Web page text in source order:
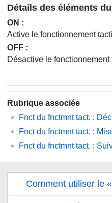
Détails des éléments
ON :
Active le fonctionnement
OFF :
Désactive le fonctionnement
Rubrique associée
Fnct du fnctmnt tact. :
Fnct du fnctmnt tact. :
Fnct du fnctmnt tact. :
Comment utiliser le